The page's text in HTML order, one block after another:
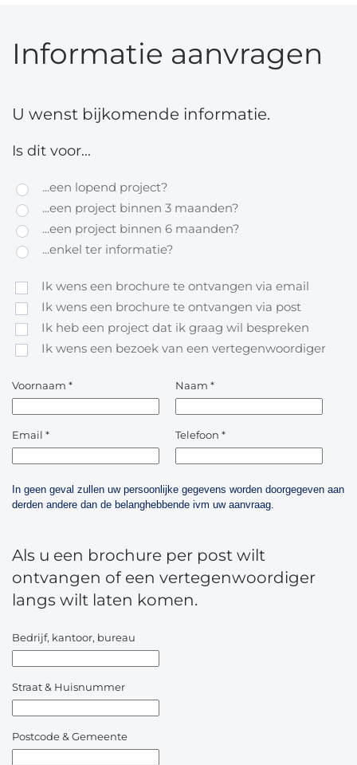
Informatie aanvragen
U wenst bijkomende informatie.
Is dit voor...
...een lopend project?
...een project binnen 3 maanden?
...een project binnen 6 maanden?
...enkel ter informatie?
Ik wens een brochure te ontvangen via email
Ik wens een brochure te ontvangen via post
Ik heb een project dat ik graag wil bespreken
Ik wens een bezoek van een vertegenwoordiger
Voornaam * Naam *
Email * Telefoon *
In geen geval zullen uw persoonlijke gegevens worden doorgegeven aan
derden andere dan de belanghebbende ivm uw aanvraag.
Als u een brochure per post wilt
ontvangen of een vertegenwoordiger
langs wilt laten komen.
Bedrijf, kantoor, bureau
Straat & Huisnummer
Postcode & Gemeente